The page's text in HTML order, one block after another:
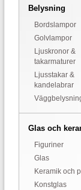
Belysning
Bordslampor
Golvlampor
Ljuskronor &
takarmaturer
Ljusstakar &
kandelabrar
Glas och
Figuriner
Glas
Keramik och
Konstglas